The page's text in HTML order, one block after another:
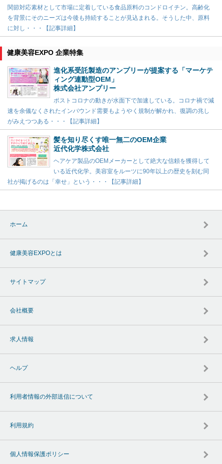
関節対応素材として市場に定着している食品原料のコンドロイチン。高齢化
を背景にそのニーズは今後も持続することが見込まれる。そうした中、原料
に対し・・・【記事詳細】
健康美容EXPO 企業特集
進化系受託製造のアンプリーが提案する「マーケテ
ィング連動型OEM」
株式会社アンプリー
ポストコロナの動きが水面下で加速している。コロナ禍で減
速を余儀なくされたインバウンド需要もようやく規制が解かれ、復調の兆し
がみえつつある・・・【記事詳細】
髪を知り尽くす唯一無二のOEM企業
近代化学株式会社
ヘアケア製品のOEMメーカーとして絶大な信頼を獲得して
いる近代化学。美容室をルーツに90年以上の歴史を刻む同
社が掲げるのは「幸せ」という・・・【記事詳細】
ホーム
健康美容EXPOとは
サイトマップ
会社概要
求人情報
ヘルプ
利用者情報の外部送信について
利用規約
個人情報保護ポリシー